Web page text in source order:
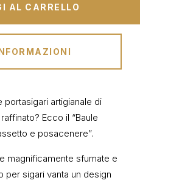
AL CARRELLO
portasigari artigianale di
Ecco il “Baule
e posacenere”.
magnificamente sfumate e
per sigari vanta un design